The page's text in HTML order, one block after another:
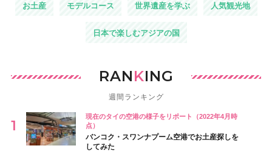
お土産 モデルコース 世界遺産を学ぶ 人気観光地
日本で楽しむアジアの国
RANKING
週間ランキング
現在のタイの空港の様子をリポート（2022年4月時
点）
バンコク・スワンナプーム空港でお土産探しを
してみた